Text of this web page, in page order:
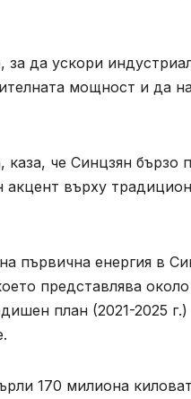
за да ускори
мощност и да
че Синцзян бързо
акцент върху
първична енергия в
представлява
план (2021-2025 г.)
170 милиона